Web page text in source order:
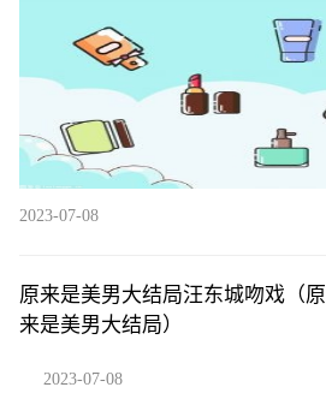
2023-07-08
原来是美男大结局汪东城吻戏（原
来是美男大结局）
2023-07-08